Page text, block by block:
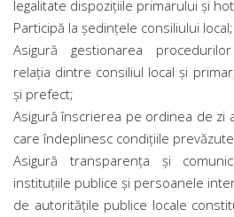
legalitate dispoziţiile primarului și
Participă la şedinţele consiliului local;
Asigură gestionarea
relaţia dintre consiliul local şi
şi prefect;
Asigură înscrierea pe ordinea de
care îndeplinesc condițiile
Asigură transparenţa şi
instituţiile publice şi persoanele
de autoritățile publice locale